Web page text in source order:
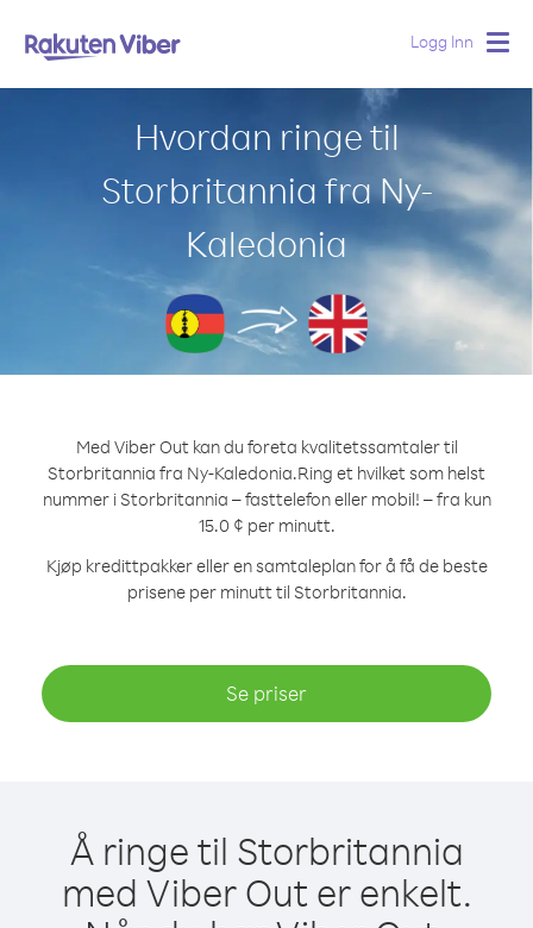
Logg Inn
Hvordan ringe til
Storbritannia fra Ny-
Kaledonia
Med Viber Out kan du foreta kvalitetssamtaler til
Storbritannia fra Ny-Kaledonia.Ring et hvilket som helst
nummer i Storbritannia – fasttelefon eller mobil! – fra kun
15.0 ¢ per minutt.
Kjøp kredittpakker eller en samtaleplan for å få de beste
prisene per minutt til Storbritannia.
Se priser
Å ringe til Storbritannia
med Viber Out er enkelt.